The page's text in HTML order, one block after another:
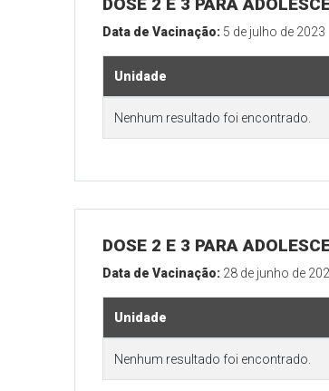
Data de Vacinação: 5 de julho de 2023
Unidade
Nenhum resultado foi encontrado.
DOSE 2 E 3 PARA
Data de Vacinação: 28 de junho de
Unidade
Nenhum resultado foi encontrado.